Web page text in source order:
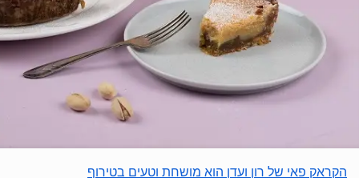
הקראק פאי של רון ועדן הוא מושחת וטעים בטירוף